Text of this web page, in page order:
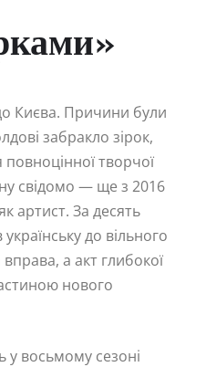
Києва. Причини були
забракло зірок,
творчої
свідомо — ще з 2016
артист. За десять
до вільного
а акт глибокої
нового
у восьмому сезоні